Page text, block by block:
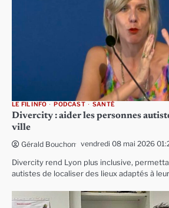
LE FIL INFO PODCAST SANTÉ
Divercity : aider les personnes
ville
Gérald Bouchon vendredi 08 mai 2026
Divercity rend Lyon plus inclusive,
autistes de localiser des lieux adaptés à